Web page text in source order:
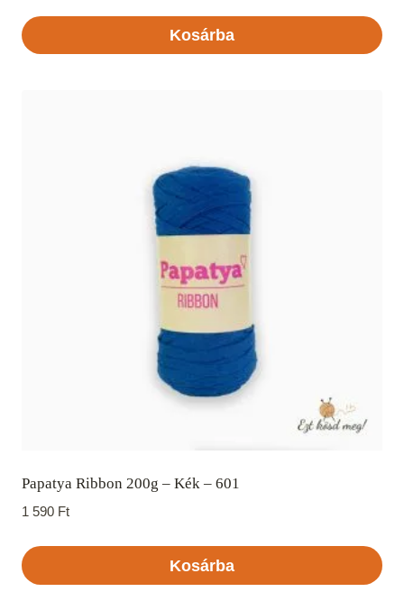
Kosárba
Papatya Ribbon 200g – Kék – 601
1 590 Ft
Kosárba